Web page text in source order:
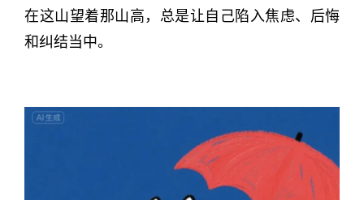
在这山望着那山高，总是让自己陷入焦虑、后悔
和纠结当中。